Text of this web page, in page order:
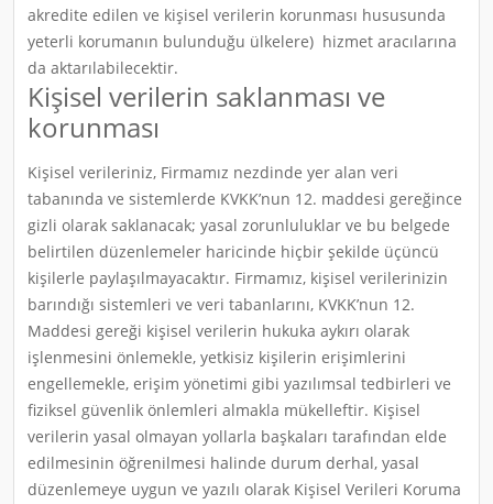
akredite edilen ve kişisel verilerin korunması hususunda
yeterli korumanın bulunduğu ülkelere) hizmet aracılarına
da aktarılabilecektir.
Kişisel verilerin saklanması ve
korunması
Kişisel verileriniz, Firmamız nezdinde yer alan veri
tabanında ve sistemlerde KVKK’nun 12. maddesi gereğince
gizli olarak saklanacak; yasal zorunluluklar ve bu belgede
belirtilen düzenlemeler haricinde hiçbir şekilde üçüncü
kişilerle paylaşılmayacaktır. Firmamız, kişisel verilerinizin
barındığı sistemleri ve veri tabanlarını, KVKK’nun 12.
Maddesi gereği kişisel verilerin hukuka aykırı olarak
işlenmesini önlemekle, yetkisiz kişilerin erişimlerini
engellemekle, erişim yönetimi gibi yazılımsal tedbirleri ve
fiziksel güvenlik önlemleri almakla mükelleftir. Kişisel
verilerin yasal olmayan yollarla başkaları tarafından elde
edilmesinin öğrenilmesi halinde durum derhal, yasal
düzenlemeye uygun ve yazılı olarak Kişisel Verileri Koruma